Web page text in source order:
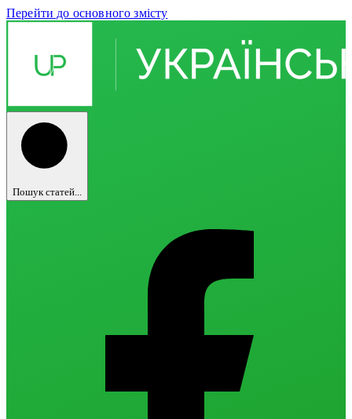
Перейти до основного змісту
Пошук статей...